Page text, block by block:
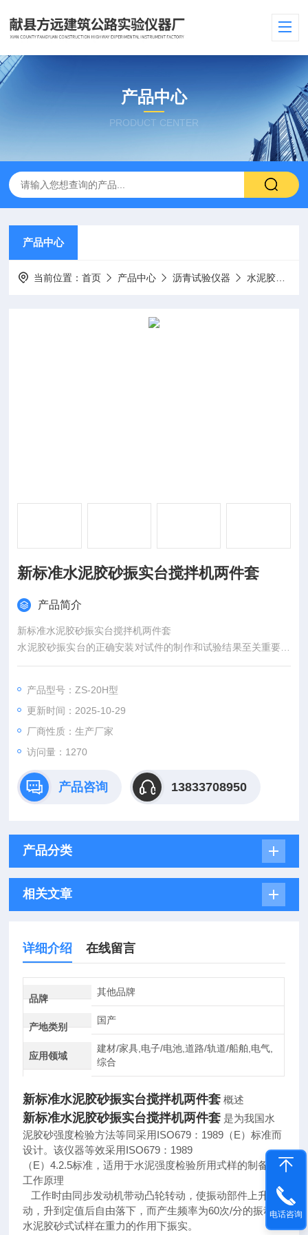
产品中心
PRODUCT CENTER
产品中心
当前位置：首页 产品中心 沥青试验仪器 水泥胶砂振实台
新标准水泥胶砂振实台搅拌机两件套
产品简介
新标准水泥胶砂振实台搅拌机两件套
水泥胶砂振实台的正确安装对试件的制作和试验结果至关重要，
安装时请按以下步骤进行。
高度约400mm的混凝土基座上。混凝土体积约为0.25m3、重约
600kg。需防外部振动影响振实效果时，可在整个混凝土基座下
放一层厚约5mm天然橡胶弹性衬垫。
产品型号：ZS-20H型
更新时间：2025-10-29
厂商性质：生产厂家
访问量：1270
产品咨询 13833708950
产品分类
相关文章
详细介绍 在线留言
品牌
其他品牌
产地类别
国产
应用领域
建材/家具,电子/电池,道路/轨道/船舶,电气,
综合
新标准水泥胶砂振实台搅拌机两件套 概述
新标准水泥胶砂振实台搅拌机两件套 是为我国水
泥胶砂强度检验方法等同采用ISO679：1989（E）标准而
设计。该仪器等效采用ISO679：1989
（E）4.2.5标准，适用于水泥强度检验所用式样的制备。
工作原理
工作时由同步发动机带动凸轮转动，使振动部件上升运
动，升到定值后自由落下，而产生频率为60次/分的振动使
水泥胶砂式试样在重力的作用下振实。
电话咨询